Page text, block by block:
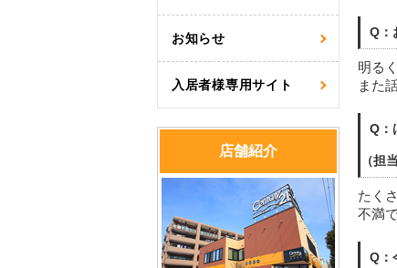
Q：
明る
また
Q：
（担
たく
不満
Q：
お知らせ
入居者様専用サイト
店舗紹介